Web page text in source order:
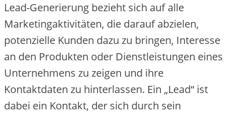
Lead-Generierung bezieht sich auf alle
Marketingaktivitäten, die darauf abzielen,
potenzielle Kunden dazu zu bringen, Interesse
an den Produkten oder Dienstleistungen eines
Unternehmens zu zeigen und ihre
Kontaktdaten zu hinterlassen. Ein „Lead“ ist
dabei ein Kontakt, der sich durch sein